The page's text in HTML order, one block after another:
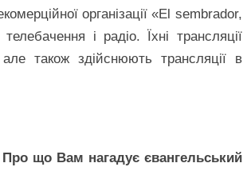
організації «El sembrador,
і радіо. Їхні трансляції
також здійснюють трансляції в
що Вам нагадує євангельський